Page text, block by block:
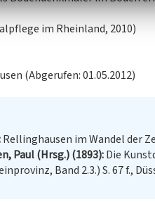
im Rheinland, 2010)
(Abgerufen: 01.05.2012)
Rellinghausen im Wandel der
Paul (Hrsg.) (1893) Die
Band 2.3.) S. 67 f.,